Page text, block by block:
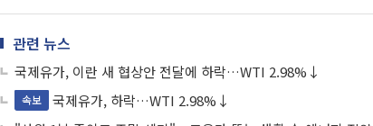
관련 뉴스
국제유가, 이란 새 협상안 전달에 하락…WTI 2.98%↓
속보
국제유가, 하락…WTI 2.98%↓